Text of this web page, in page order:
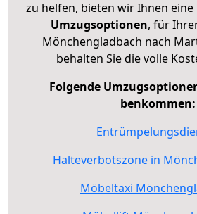
zu helfen, bieten wir Ihnen eine
Umzugsoptionen, für
Mönchengladbach nach
behalten Sie die volle
Folgende
benkommen:
Halteverbotszone in
Möbeltaxi